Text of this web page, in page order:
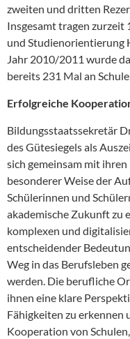
zweiten und dritten
Insgesamt tragen zurzeit
und Studienorientierung
Jahr 2010/2011 wurde
bereits 231 Mal an
Erfolgreiche
Bildungsstaatssekretär
des Gütesiegels als
sich gemeinsam mit
besonderer Weise der
Schülerinnen und
akademische Zukunft zu
komplexen und
entscheidender
Weg in das Berufsleben
werden. Die berufliche
ihnen eine klare
Fähigkeiten zu erkennen
Kooperation von